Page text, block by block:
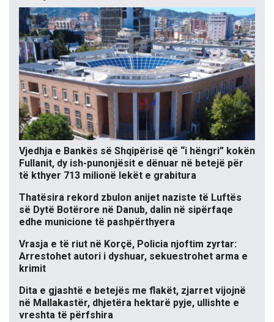
Vjedhja e Bankës së Shqipërisë që “i hëngri” kokën
Fullanit, dy ish-punonjësit e dënuar në betejë për
të kthyer 713 milionë lekët e grabitura
Thatësira rekord zbulon anijet naziste të Luftës
së Dytë Botërore në Danub, dalin në sipërfaqe
edhe municione të pashpërthyera
Vrasja e të riut në Korçë, Policia njoftim zyrtar:
Arrestohet autori i dyshuar, sekuestrohet arma e
krimit
Dita e gjashtë e betejës me flakët, zjarret vijojnë
në Mallakastër, dhjetëra hektarë pyje, ullishte e
vreshta të përfshira